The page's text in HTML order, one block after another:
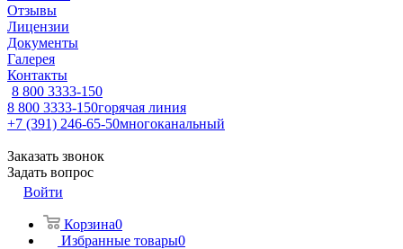
Отзывы
Лицензии
Документы
Галерея
Контакты
8 800 3333-150
8 800 3333-150горячая линия
+7 (391) 246-65-50многоканальный
Заказать звонок
Задать вопрос
Войти
Корзина0
Избранные товары0